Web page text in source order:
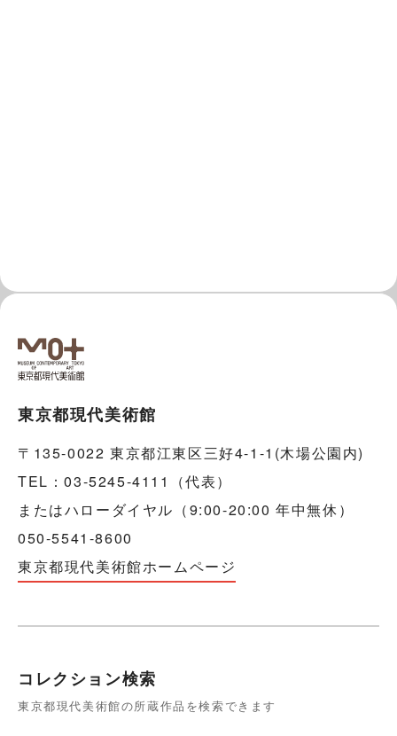
東京都現代美術館
〒135-0022 東京都江東区三好4-1-1(木場公園内)
TEL：03-5245-4111（代表）
またはハローダイヤル（9:00-20:00 年中無休）
050-5541-8600
東京都現代美術館ホームページ
コレクション検索
東京都現代美術館の所蔵作品を検索できます